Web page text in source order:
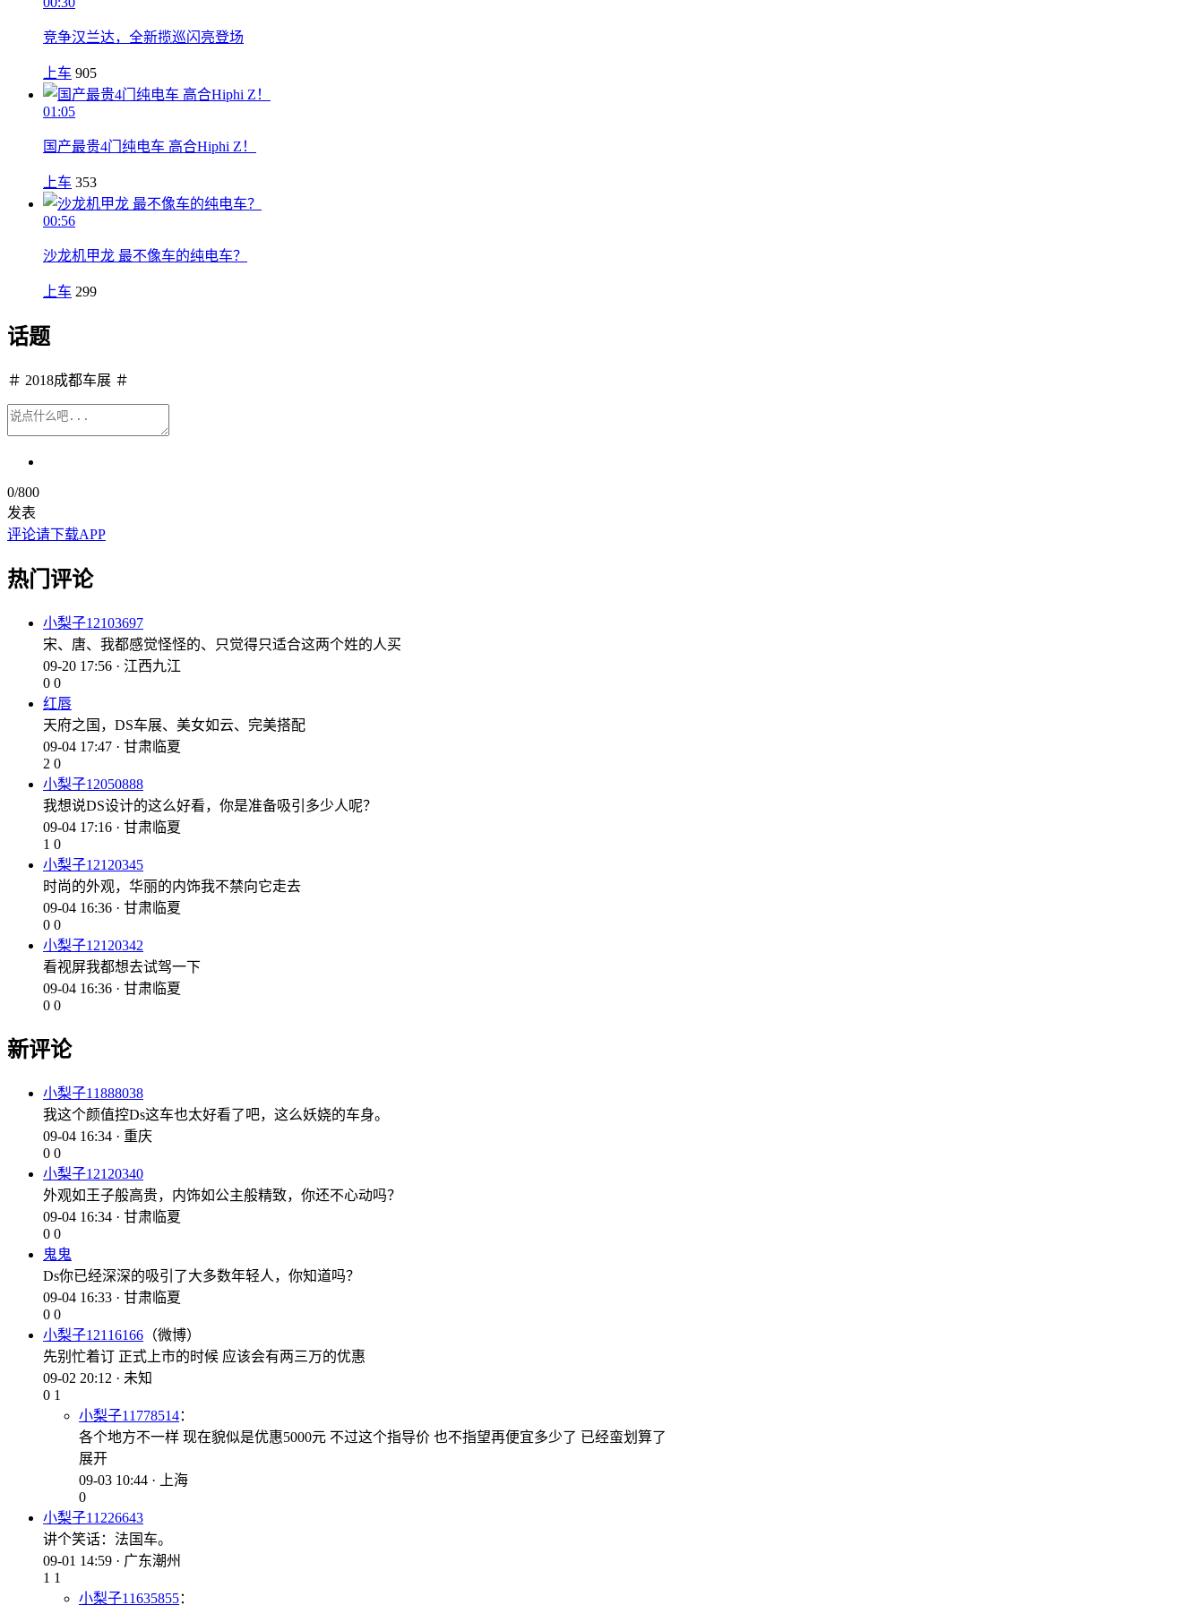
竞争汉兰达，全新揽巡闪亮登场
上车 905
01:05
国产最贵4门纯电车 高合Hiphi Z！
上车 353
00:56
沙龙机甲龙 最不像车的纯电车？
上车 299
话题
＃ 2018成都车展 ＃
0/800
发表
评论请下载APP
热门评论
小梨子12103697
宋、唐、我都感觉怪怪的、只觉得只适合这两个姓的人买
09-20 17:56 · 江西九江
0 0
红唇
天府之国，DS车展、美女如云、完美搭配
09-04 17:47 · 甘肃临夏
2 0
小梨子12050888
我想说DS设计的这么好看，你是准备吸引多少人呢？
09-04 17:16 · 甘肃临夏
1 0
小梨子12120345
时尚的外观，华丽的内饰我不禁向它走去
09-04 16:36 · 甘肃临夏
0 0
小梨子12120342
看视屏我都想去试驾一下
09-04 16:36 · 甘肃临夏
0 0
新评论
小梨子11888038
我这个颜值控Ds这车也太好看了吧，这么妖娆的车身。
09-04 16:34 · 重庆
0 0
小梨子12120340
外观如王子般高贵，内饰如公主般精致，你还不心动吗？
09-04 16:34 · 甘肃临夏
0 0
鬼鬼
Ds你已经深深的吸引了大多数年轻人，你知道吗？
09-04 16:33 · 甘肃临夏
0 0
小梨子12116166 （微博）
先别忙着订 正式上市的时候 应该会有两三万的优惠
09-02 20:12 · 未知
0 1
小梨子11778514：
各个地方不一样 现在貌似是优惠5000元 不过这个指导价 也不指望再便宜多少了 已经蛮划算了
展开
09-03 10:44 · 上海
0
小梨子11226643
讲个笑话：法国车。
09-01 14:59 · 广东潮州
1 1
小梨子11635855：